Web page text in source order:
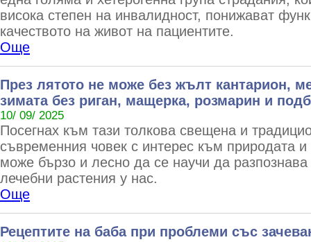
висока степен на инвалидност, понижават
качеството на живот на пациентите.
Още
През лятото не може без жълт кантарион,
зимата без риган, мащерка, розмарин и
10/ 09/ 2025
Посегнах към тази толкова свещена и
съвременния човек с интерес към природата
може бързо и лесно да се научи да
лечебни растения у нас.
Още
Рецептите на баба при проблеми със